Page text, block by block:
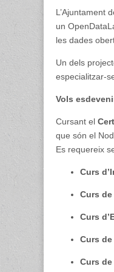
L’Ajuntament
un
les dades
Un dels
especialitzar-
Vols
Cursant el
que són el
Es requereix
Curs
Curs
Curs
Curs
Curs